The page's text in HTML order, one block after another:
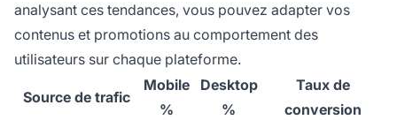
analysant ces tendances, vous pouvez adapter vos
contenus et promotions au comportement des
utilisateurs sur chaque plateforme.
Source de trafic
Mobile
%
Desktop
%
Taux de
conversion